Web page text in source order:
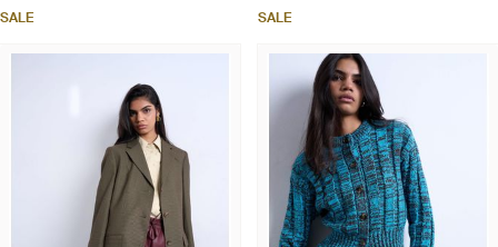
SALE SALE